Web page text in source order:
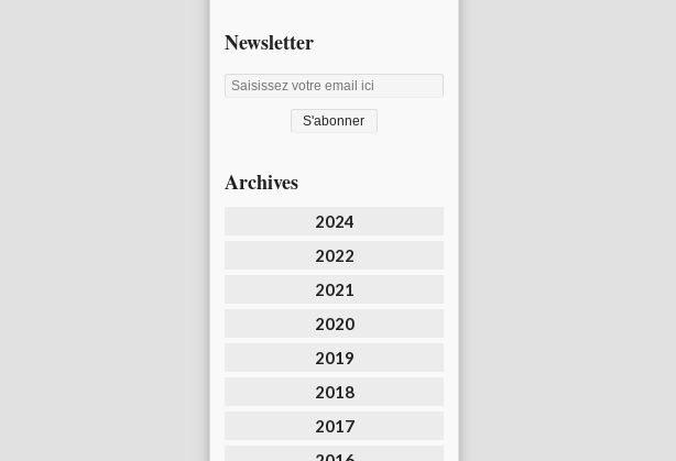
Newsletter
Archives
2024
2022
2021
2020
2019
2018
2017